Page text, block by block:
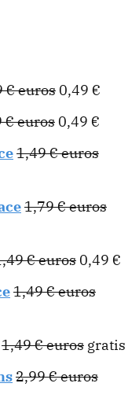
€ euros 0,49 €
€ euros 0,49 €
1,49 € euros
1,79 € euros
€ euros 0,49 €
1,49 € euros
1,49 € euros gratis
2,99 € euros